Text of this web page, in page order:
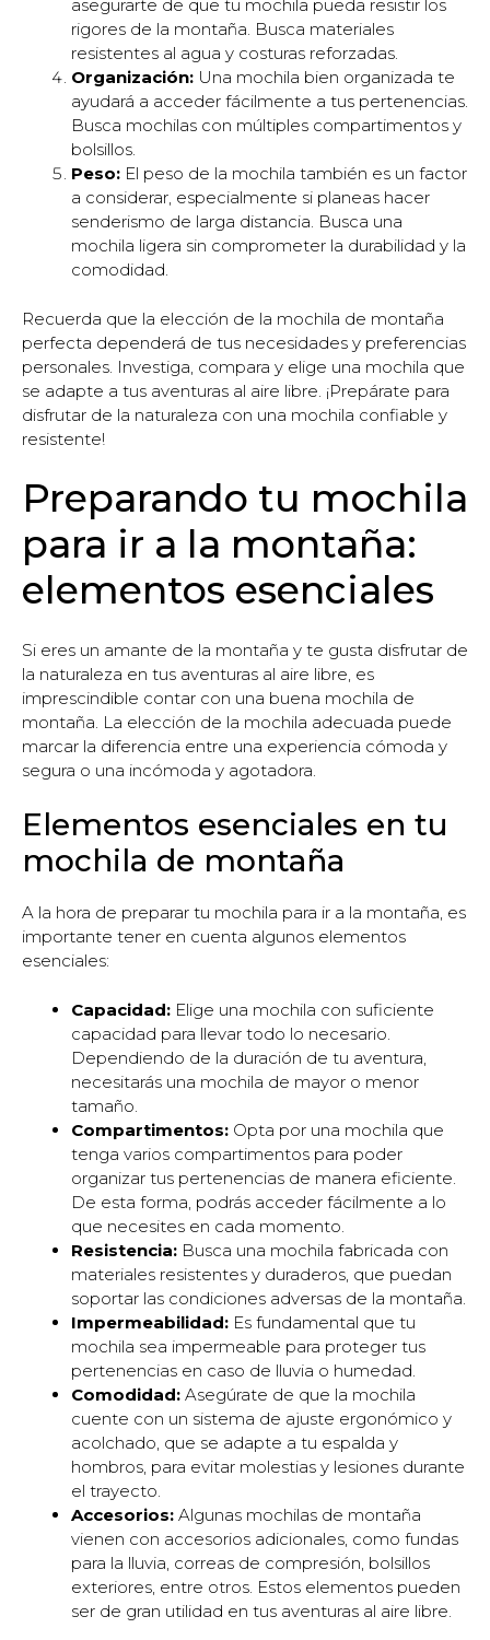
asegurarte de que tu mochila pueda resistir los
rigores de la montaña. Busca materiales
resistentes al agua y costuras reforzadas.
Organización: Una mochila bien organizada te
ayudará a acceder fácilmente a tus pertenencias.
Busca mochilas con múltiples compartimentos y
bolsillos.
Peso: El peso de la mochila también es un factor
a considerar, especialmente si planeas hacer
senderismo de larga distancia. Busca una
mochila ligera sin comprometer la durabilidad y la
comodidad.
Recuerda que la elección de la mochila de montaña
perfecta dependerá de tus necesidades y preferencias
personales. Investiga, compara y elige una mochila que
se adapte a tus aventuras al aire libre. ¡Prepárate para
disfrutar de la naturaleza con una mochila confiable y
resistente!
Preparando tu mochila
para ir a la montaña:
elementos esenciales
Si eres un amante de la montaña y te gusta disfrutar de
la naturaleza en tus aventuras al aire libre, es
imprescindible contar con una buena mochila de
montaña. La elección de la mochila adecuada puede
marcar la diferencia entre una experiencia cómoda y
segura o una incómoda y agotadora.
Elementos esenciales en tu
mochila de montaña
A la hora de preparar tu mochila para ir a la montaña, es
importante tener en cuenta algunos elementos
esenciales:
Capacidad: Elige una mochila con suficiente
capacidad para llevar todo lo necesario.
Dependiendo de la duración de tu aventura,
necesitarás una mochila de mayor o menor
tamaño.
Compartimentos: Opta por una mochila que
tenga varios compartimentos para poder
organizar tus pertenencias de manera eficiente.
De esta forma, podrás acceder fácilmente a lo
que necesites en cada momento.
Resistencia: Busca una mochila fabricada con
materiales resistentes y duraderos, que puedan
soportar las condiciones adversas de la montaña.
Impermeabilidad: Es fundamental que tu
mochila sea impermeable para proteger tus
pertenencias en caso de lluvia o humedad.
Comodidad: Asegúrate de que la mochila
cuente con un sistema de ajuste ergonómico y
acolchado, que se adapte a tu espalda y
hombros, para evitar molestias y lesiones durante
el trayecto.
Accesorios: Algunas mochilas de montaña
vienen con accesorios adicionales, como fundas
para la lluvia, correas de compresión, bolsillos
exteriores, entre otros. Estos elementos pueden
ser de gran utilidad en tus aventuras al aire libre.